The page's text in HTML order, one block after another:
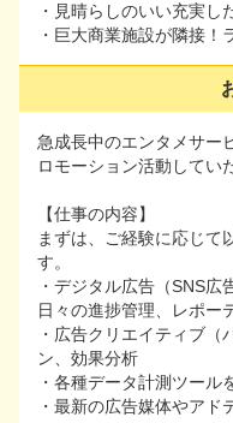
・高時給！私服通勤OK
・見晴らしのいい充実
・巨大商業施設が隣接
急成長中のエンタメサー
【仕事の内容】
まずは、ご経験に応じて
ます。
・デジタル広告（SNS
日々の進捗管理、レポ
・広告クリエイティブ（
ョン、効果分析
・各種データ計測ツール
・見晴らしのいい充実し
・巨大商業施設が隣接！
急成長中のエンタメサー
ロモーション活動してい
【仕事の内容】
まずは、ご経験に応じて
す。
・デジタル広告（SNS広
日々の進捗管理、レポー
・広告クリエイティブ（
ン、効果分析
・各種データ計測ツール
・最新の広告媒体やアド